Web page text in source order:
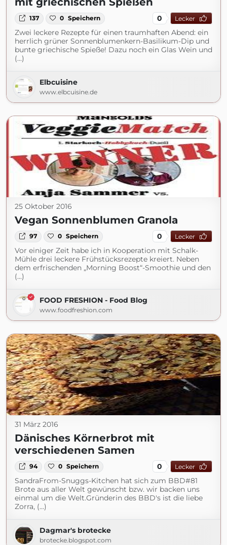
137 0 Speichern 0 Lecker
Zwei leckere Rezepte für einen traumhaften Abend: ein
herrlich grüner Sonnenblumenkern-Basilikum-Dip und
bunte griechische Spieße! Dazu noch ein Glas Wein und
(...)
Elbcuisine
www.elbcuisine.de
25 Oktober 2016
Vegan Sonnenblumen Granola
97 0 Speichern 0 Lecker
Vor einiger Zeit habe ich in Kooperation mit Schalk-
Mühle drei leckere Frühstücksrezepte kreiert. Neben
dem erfrischenden „Morning Boost“-Smoothie und den
(...)
FOOD FRESHION - Food Blog
www.foodfreshion.com
31 März 2016
Dänisches Körnerbrot mit
verschiedenen Samen
94 0 Speichern 0 Lecker
SandraFrom-Snuggs-Kitchen hat sich zum BBD#81
Brote aus aller Welt gewünscht bzw. wir backen uns
einmal um die Welt.Gründerin des BBD's ist die liebe
Zorra, (...)
Dagmar's brotecke
brotecke.blogspot.com